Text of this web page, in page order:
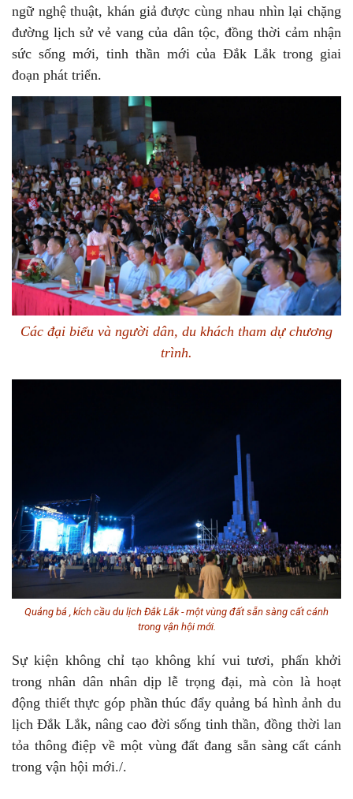
ngữ nghệ thuật, khán giả được cùng nhau nhìn lại chặng
đường lịch sử vẻ vang của dân tộc, đồng thời cảm nhận
sức sống mới, tinh thần mới của Đắk Lắk trong giai
đoạn phát triển.
Các đại biểu và người dân, du khách tham dự chương
trình.
Quảng bá , kích cầu du lịch Đắk Lắk - một vùng đất sẵn sàng cất cánh
trong vận hội mới.
Sự kiện không chỉ tạo không khí vui tươi, phấn khởi
trong nhân dân nhân dịp lễ trọng đại, mà còn là hoạt
động thiết thực góp phần thúc đẩy quảng bá hình ảnh du
lịch Đắk Lắk, nâng cao đời sống tinh thần, đồng thời lan
tỏa thông điệp về một vùng đất đang sẵn sàng cất cánh
trong vận hội mới./.